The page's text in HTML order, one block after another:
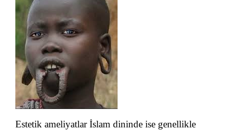
Estetik ameliyatlar İslam dininde ise genellikle